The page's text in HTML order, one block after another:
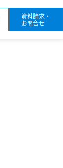
資料請求・
お問合せ